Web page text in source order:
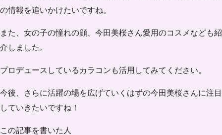
の情報を追いかけたいですね。
また、女の子の憧れの顔、今田美桜さん愛用のコスメなども紹
介しました。
プロデュースしているカラコンも活用してみてください。
今後、さらに活躍の場を広げていくはずの今田美桜さんに注目
していきたいですね！
この記事を書いた人